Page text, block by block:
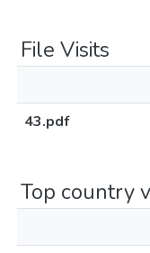
File Visits
43.pdf
Top country